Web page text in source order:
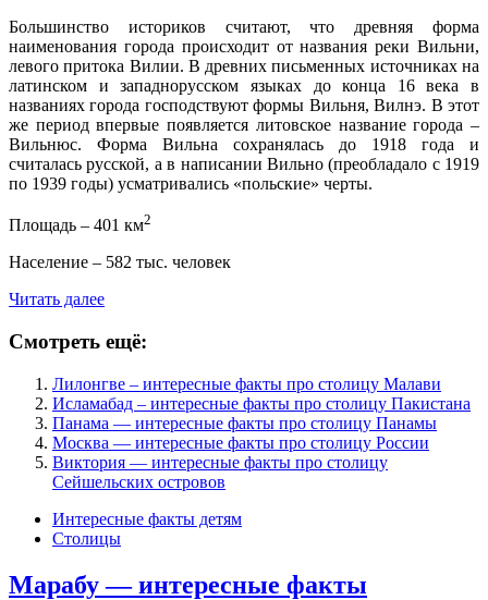
Большинство историков считают, что древняя форма
наименования города происходит от названия реки Вильни,
левого притока Вилии. В древних письменных источниках на
латинском и западнорусском языках до конца 16 века в
названиях города господствуют формы Вильня, Вилнэ. В этот
же период впервые появляется литовское название города –
Вильнюс. Форма Вильна сохранялась до 1918 года и
считалась русской, а в написании Вильно (преобладало с 1919
по 1939 годы) усматривались «польские» черты.
Площадь – 401 км2
Население – 582 тыс. человек
Читать далее
Смотреть ещё:
Лилонгве – интересные факты про столицу Малави
Исламабад – интересные факты про столицу Пакистана
Панама — интересные факты про столицу Панамы
Москва — интересные факты про столицу России
Виктория — интересные факты про столицу
Сейшельских островов
Интересные факты детям
Столицы
Марабу — интересные факты